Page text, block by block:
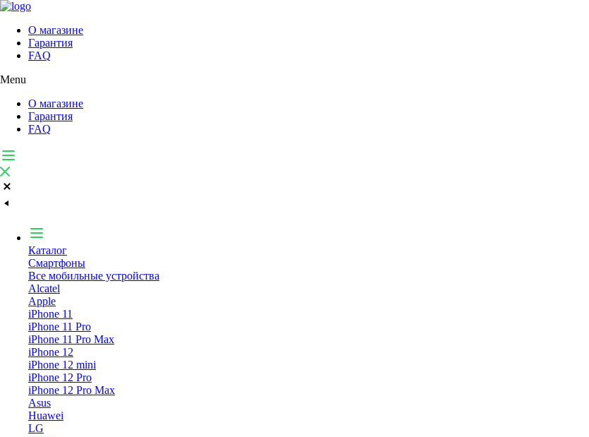
О магазине
Гарантия
FAQ
Menu
О магазине
Гарантия
FAQ
Каталог
Смартфоны
Все мобильные устройства
Alcatel
Apple
iPhone 11
iPhone 11 Pro
iPhone 11 Pro Max
iPhone 12
iPhone 12 mini
iPhone 12 Pro
iPhone 12 Pro Max
Asus
Huawei
LG